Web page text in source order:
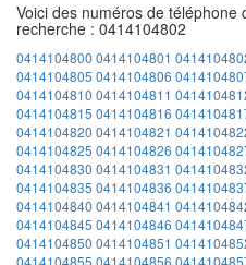
Voici des numéros de
recherche : 0414104802
0414104800 0414104801
0414104805 0414104806
0414104810 0414104811
0414104815 0414104816
0414104820 0414104821
0414104825 0414104826
0414104830 0414104831
0414104835 0414104836
0414104840 0414104841
0414104845 0414104846
0414104850 0414104851
0414104855 0414104856